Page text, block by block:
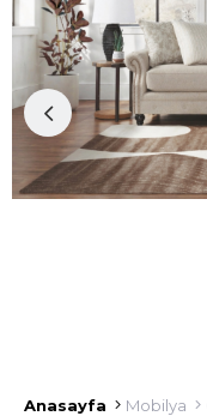
Anasayfa Mobilya